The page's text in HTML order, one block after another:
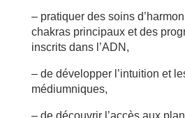
– pratiquer des soins
chakras principaux et des
inscrits dans l’ADN,
– de développer l’intuition et
médiumniques,
– de découvrir l’accès aux